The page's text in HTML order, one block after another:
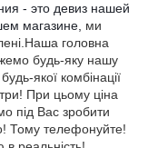
- это девиз нашей
магазине, ми
головна
будь-яку нашу
якої комбінації
При цьому ціна
під Вас зробити
Тому телефонуйте!